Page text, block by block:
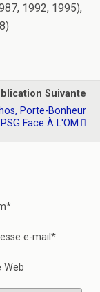
1992, 1995),
Suivante
Porte-Bonheur
Face À L'OM
e-mail*
Web